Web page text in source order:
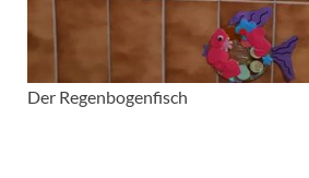
Der Regenbogenfisch